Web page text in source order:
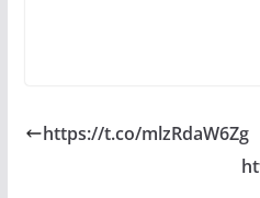
https://t.co/mlzRdaW6Zg